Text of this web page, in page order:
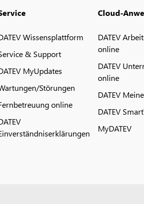
Wissensplattform
& Support
MyUpdates
Störungen
online
Cloud-
DATEV
online
DATEV
online
DATEV
DATEV
MyDATEV